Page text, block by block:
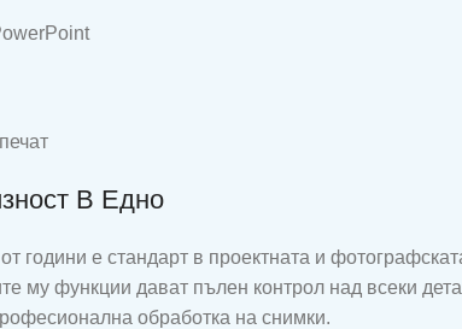
В Едно
години е стандарт в проектната и
му функции дават пълен контрол над всеки
обработка на снимки.